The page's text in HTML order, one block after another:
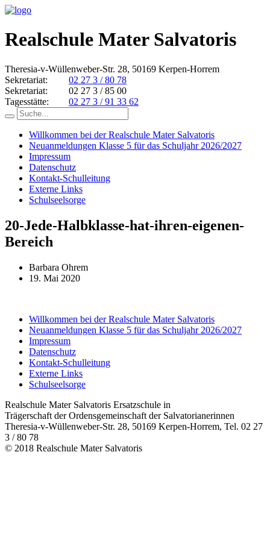
Realschule Mater Salvatoris
Theresia-v-Wüllenweber-Str. 28, 50169 Kerpen-Horrem
Sekretariat:
02 27 3 / 80 78
Sekretariat:
02 27 3 / 85 00
Tagesstätte:
02 27 3 / 91 33 62
Willkommen bei der Realschule Mater Salvatoris
Neuanmeldungen Klasse 5 für das Schuljahr 2026/2027
Impressum
Datenschutz
Kontakt-Schulleitung
Externe Links
Schulseelsorge
20-Jede-Halbklasse-hat-ihren-eigenen-
Bereich
Barbara Ohrem
19. Mai 2020
Willkommen bei der Realschule Mater Salvatoris
Neuanmeldungen Klasse 5 für das Schuljahr 2026/2027
Impressum
Datenschutz
Kontakt-Schulleitung
Externe Links
Schulseelsorge
Realschule Mater Salvatoris Ersatzschule in
Trägerschaft der Ordensgemeinschaft der Salvatorianerinnen
Theresia-v-Wüllenweber-Str. 28, 50169 Kerpen-Horrem, Tel. 02 27
3 / 80 78
© 2018 Realschule Mater Salvatoris